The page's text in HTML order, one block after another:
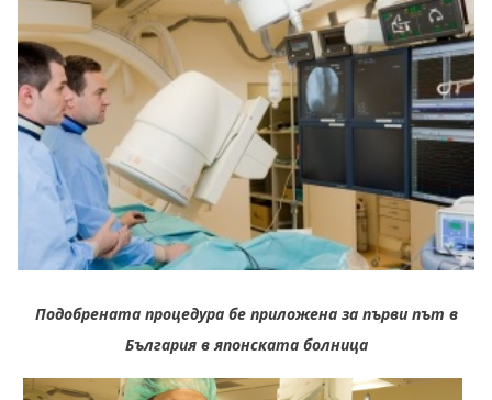
Подобрената процедура бе приложена за първи път в
България в японската болница